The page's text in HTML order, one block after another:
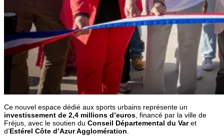
Ce nouvel espace dédié aux sports urbains représente un
investissement de 2,4 millions d’euros, financé par la ville de
Fréjus, avec le soutien du Conseil Départemental du Varet
d’Estérel Côte d’Azur Agglomération.